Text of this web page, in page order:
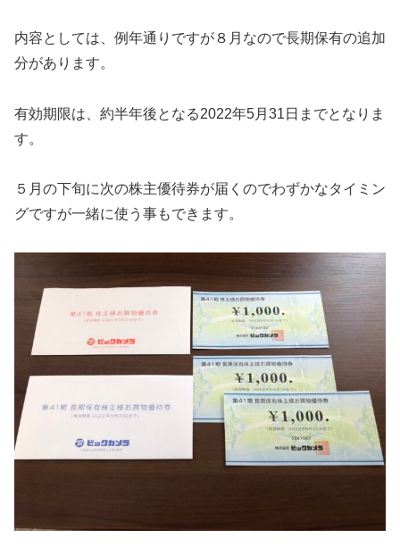
内容としては、例年通りですが８月なので長期保有の追加
分があります。
有効期限は、約半年後となる2022年5月31日までとなりま
す。
５月の下旬に次の株主優待券が届くのでわずかなタイミン
グですが一緒に使う事もできます。